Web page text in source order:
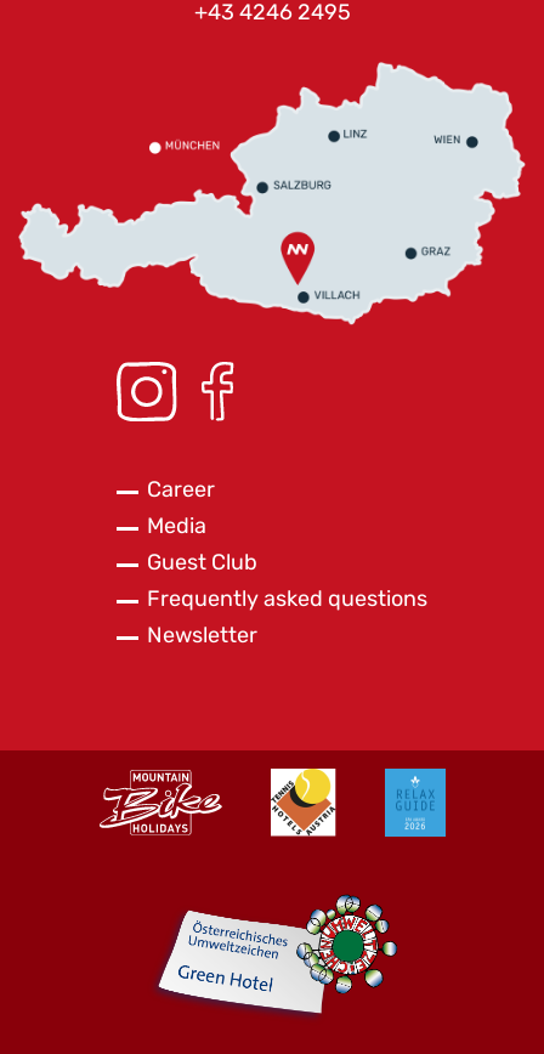
+43 4246 2495
Career
Media
Guest Club
Frequently asked questions
Newsletter